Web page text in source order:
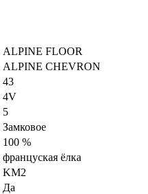
ALPINE FLOOR
ALPINE CHEVRON
43
4V
5
Замковое
100 %
француская ёлка
KM2
Да